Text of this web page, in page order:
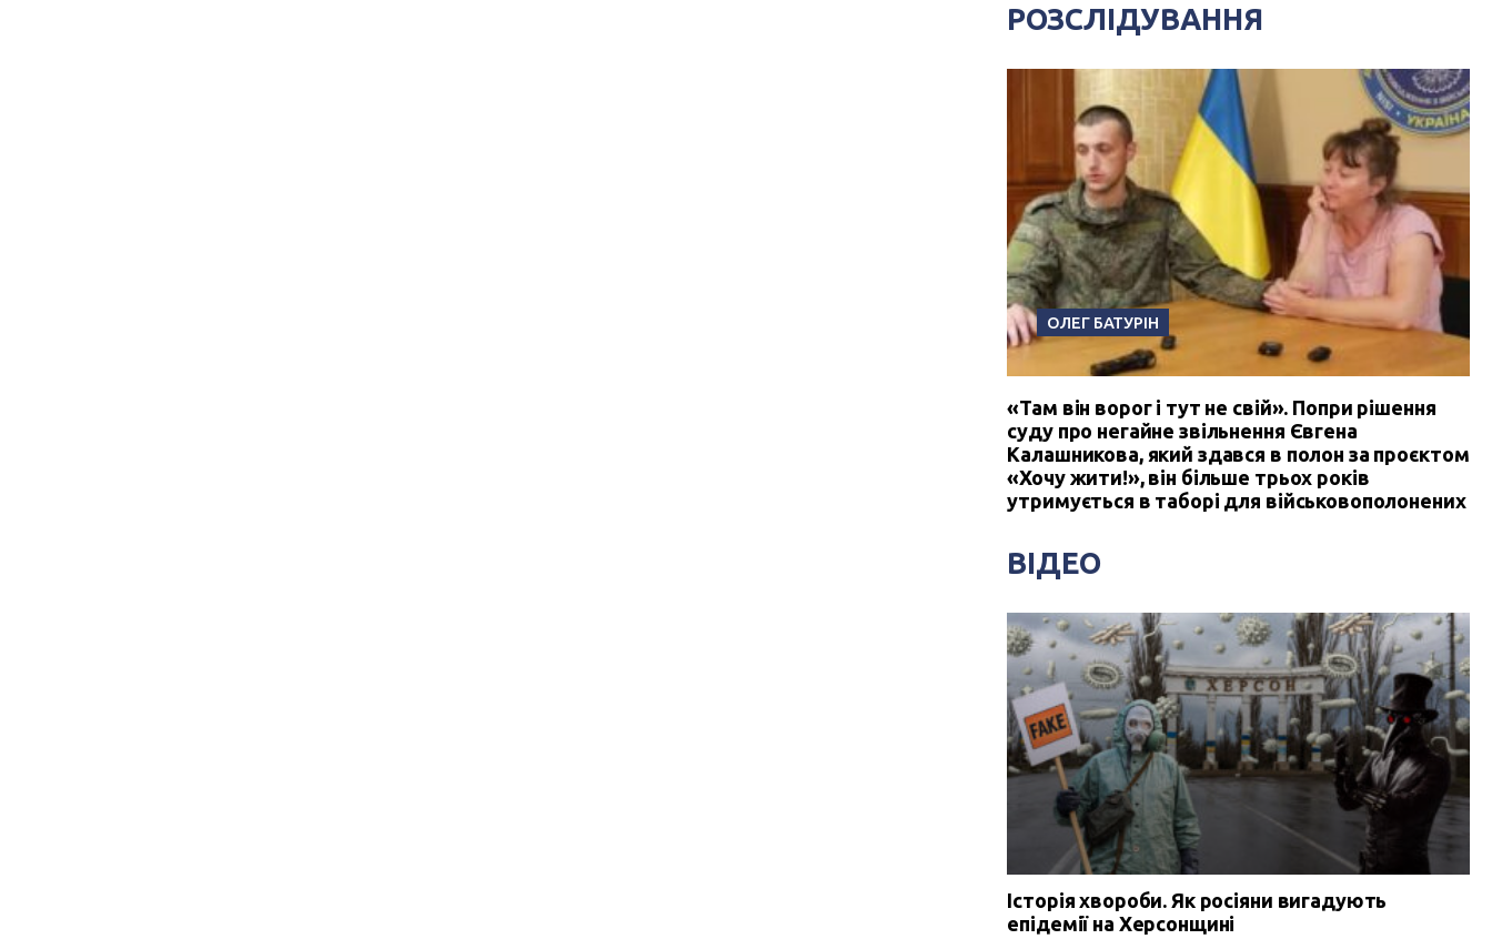
РОЗСЛІДУВАННЯ
ОЛЕГ БАТУРІН
«Там він ворог і тут не свій». Попри рішення
суду про негайне звільнення Євгена
Калашникова, який здався в полон за проєктом
«Хочу жити!», він більше трьох років
утримується в таборі для військовополонених
ВІДЕО
Історія хвороби. Як росіяни вигадують
епідемії на Херсонщині